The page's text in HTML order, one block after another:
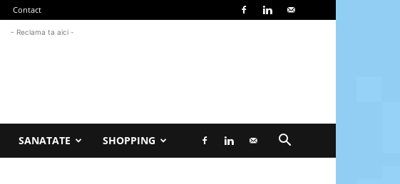
Contact
- Reclama ta aici -
SANATATE SHOPPING